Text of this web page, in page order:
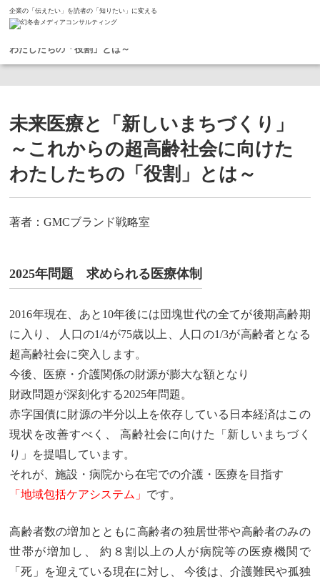
企業の「伝えたい」を読者の「知りたい」に変える
ホーム
コラム
未来医療と「新しいまちづくり」 ～これからの超高齢社会に向けた
わたしたちの「役割」とは～
未来医療と「新しいまちづくり」
～これからの超高齢社会に向けた
わたしたちの「役割」とは～
著者：GMCブランド戦略室
2025年問題 求められる医療体制
2016年現在、あと10年後には団塊世代の全てが後期高齢期
に入り、 人口の1/4が75歳以上、人口の1/3が高齢者となる
超高齢社会に突入します。
今後、医療・介護関係の財源が膨大な額となり
財政問題が深刻化する2025年問題。
赤字国債に財源の半分以上を依存している日本経済はこの
現状を改善すべく、 高齢社会に向けた「新しいまちづく
り」を提唱しています。
それが、施設・病院から在宅での介護・医療を目指す
「地域包括ケアシステム」 です。
高齢者数の増加とともに高齢者の独居世帯や高齢者のみの
世帯が増加し、 約８割以上の人が病院等の医療機関で
「死」を迎えている現在に対し、 今後は、介護難民や孤独